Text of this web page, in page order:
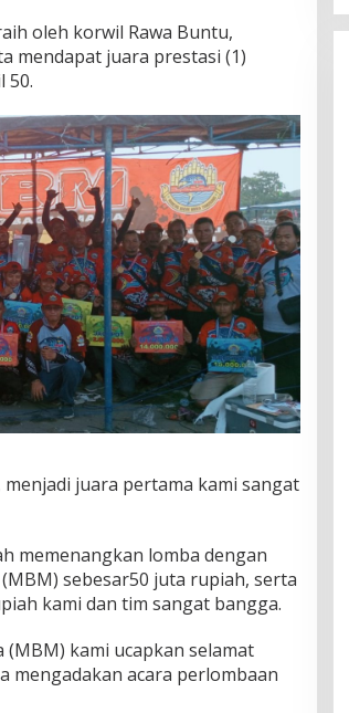
oleh korwil Rawa Buntu,
mendapat juara prestasi (1)
50.
juara pertama kami sangat
memenangkan lomba dengan
sebesar50 juta rupiah, serta
kami dan tim sangat bangga.
kami ucapkan selamat
mengadakan acara perlombaan